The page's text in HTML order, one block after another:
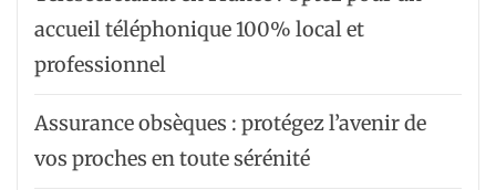
accueil téléphonique 100% local et
professionnel
Assurance obsèques : protégez l’avenir de
vos proches en toute sérénité